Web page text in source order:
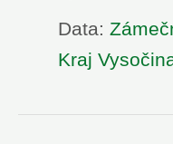
Data:
Kraj